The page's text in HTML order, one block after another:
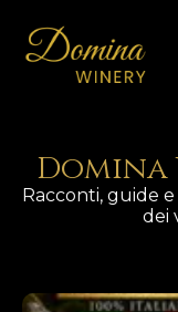
Racconti, guide
dei